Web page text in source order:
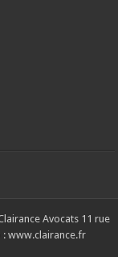
Avocats 11 rue
: www.clairance.fr